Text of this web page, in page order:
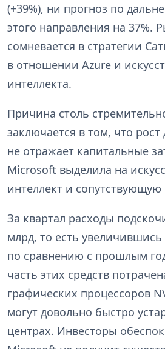
(+39%), ни прогноз по
этого направления на 37%.
сомневается в стратегии
в отношении Azure и
интеллекта.
Причина столь
заключается в том, что рост
не отражает капитальные
Microsoft выделила на
интеллект и сопутствующую
За квартал расходы
млрд, то есть
по сравнению с прошлым
часть этих средств
графических процессоров
могут довольно быстро
центрах. Инвесторы